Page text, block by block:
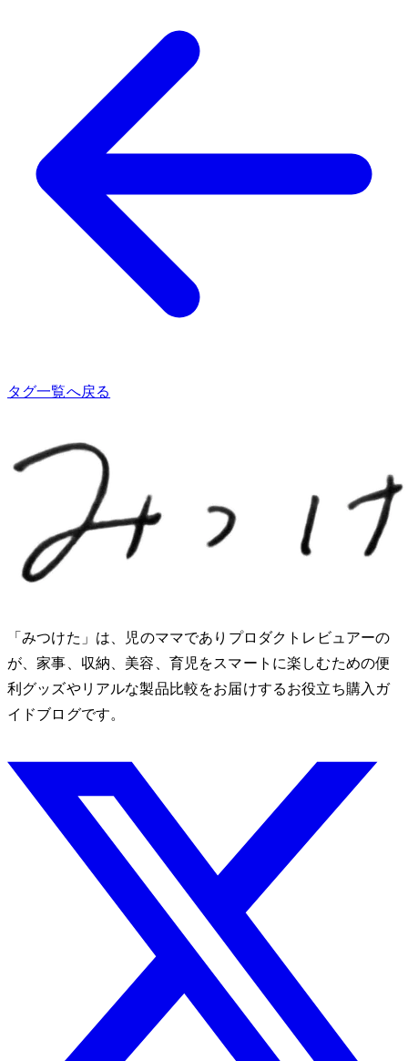
タグ一覧へ戻る
「みつけた」は、2児のママでありプロダクトレビュアーのMio
が、家事、収納、美容、育児をスマートに楽しむための便
利グッズやリアルな製品比較をお届けするお役立ち購入ガ
イドブログです。